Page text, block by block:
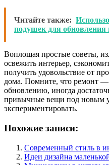
Читайте также:
подушек для обновления
Воплощая простые советы,
освежить интерьер,
получить удовольствие от
дома. Помните, что ремонт —
обновлению, иногда
привычные вещи под новым
экспериментировать.
Похожие записи:
Современный стиль в
Идеи дизайна